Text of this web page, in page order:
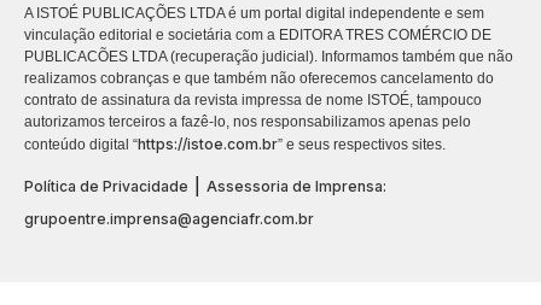
A ISTOÉ PUBLICAÇÕES LTDA é um portal digital independente e sem
vinculação editorial e societária com a EDITORA TRES COMÉRCIO DE
PUBLICACÕES LTDA (recuperação judicial). Informamos também que não
realizamos cobranças e que também não oferecemos cancelamento do
contrato de assinatura da revista impressa de nome ISTOÉ, tampouco
autorizamos terceiros a fazê-lo, nos responsabilizamos apenas pelo
conteúdo digital “https://istoe.com.br” e seus respectivos sites.
Política de Privacidade
Assessoria de Imprensa:
grupoentre.imprensa@agenciafr.com.br